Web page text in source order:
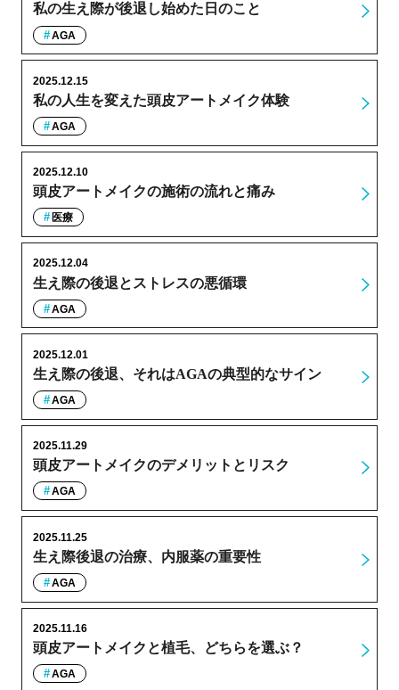
私の生え際が後退し始めた日のこと
AGA
私の人生を変えた頭皮アートメイク体験
2025.12.15
AGA
頭皮アートメイクの施術の流れと痛み
2025.12.10
医療
生え際の後退とストレスの悪循環
2025.12.04
AGA
生え際の後退、それはAGAの典型的なサイン
2025.12.01
AGA
頭皮アートメイクのデメリットとリスク
2025.11.29
AGA
生え際後退の治療、内服薬の重要性
2025.11.25
AGA
頭皮アートメイクと植毛、どちらを選ぶ？
2025.11.16
AGA